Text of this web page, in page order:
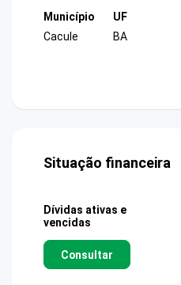
Município
Cacule
UF
BA
Situação financeira
Dívidas ativas e
vencidas
Consultar